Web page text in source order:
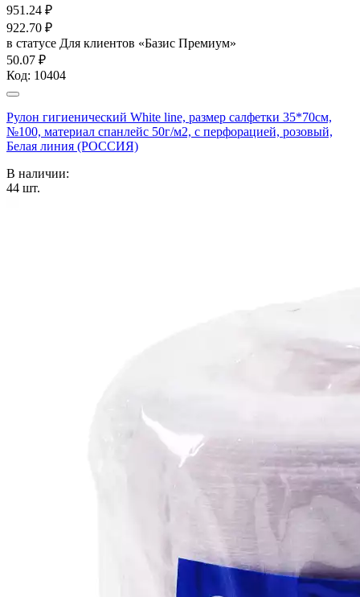
951.24 ₽
922.70 ₽
в статусе Для клиентов «Базис Премиум»
50.07 ₽
Код: 10404
Рулон гигиенический White line, размер салфетки 35*70см,
№100, материал спанлейс 50г/м2, с перфорацией, розовый,
Белая линия (РОССИЯ)
В наличии:
44 шт.